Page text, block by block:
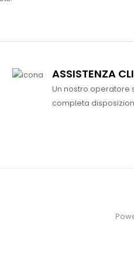
ASSISTENZA
Un nostro operatore
completa